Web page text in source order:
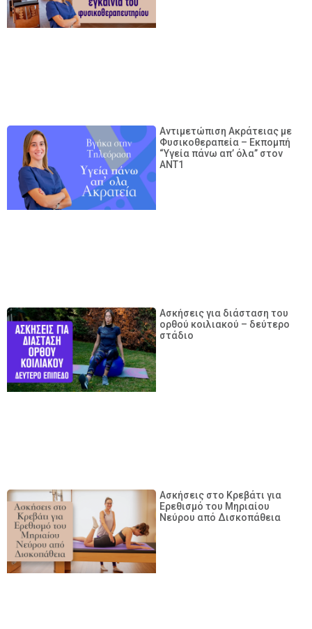
Αντιμετώπιση Ακράτειας με
Φυσικοθεραπεία – Εκπομπή
“Υγεία πάνω απ’ όλα” στον
ANT1
Ασκήσεις για διάσταση του
ορθού κοιλιακού – δεύτερο
στάδιο
Ασκήσεις στο Κρεβάτι για
Ερεθισμό του Μηριαίου
Νεύρου από Δισκοπάθεια